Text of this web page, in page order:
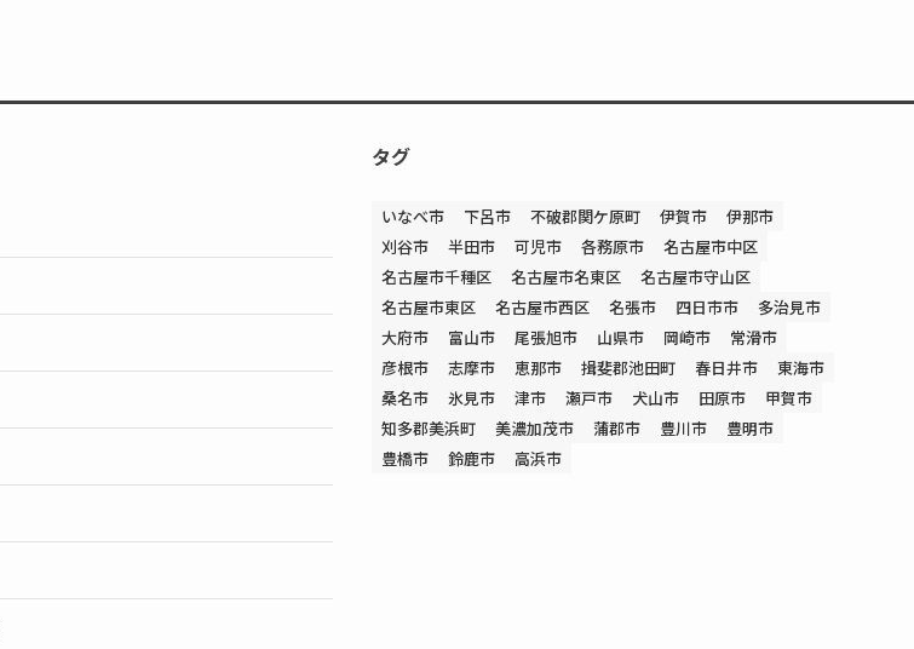
タグ
いなべ市 下呂市 不破郡関ケ原町 伊賀市
伊那市
刈谷市
半田市 可児市 各務原市
名古屋市中区
名古屋市千種区
名古屋市名東区
名古屋市守山区
名古屋市東区
名古屋市西区 名張市 四日市市
多治見市
大府市
富山市 尾張旭市 山県市 岡崎市
常滑市
彦根市
志摩市 恵那市 揖斐郡池田町 春日井市
東海市
桑名市
氷見市 津市 瀬戸市 犬山市 田原市
甲賀市
知多郡美浜町
美濃加茂市 蒲郡市 豊川市
豊明市
豊橋市
鈴鹿市 高浜市